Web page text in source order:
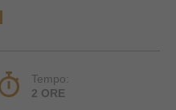
Tempo:
2 ORE